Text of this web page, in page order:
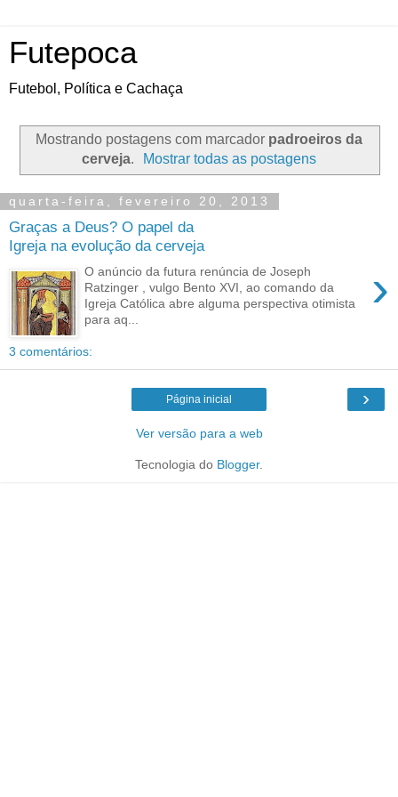
Futepoca
Futebol, Política e Cachaça
Mostrando postagens com marcador padroeiros da
cerveja. Mostrar todas as postagens
quarta-feira, fevereiro 20, 2013
Graças a Deus? O papel da
Igreja na evolução da cerveja
›
O anúncio da futura renúncia de Joseph
Ratzinger , vulgo Bento XVI, ao comando da
Igreja Católica abre alguma perspectiva otimista
para aq...
3 comentários:
›
Página inicial
Ver versão para a web
Tecnologia do Blogger.